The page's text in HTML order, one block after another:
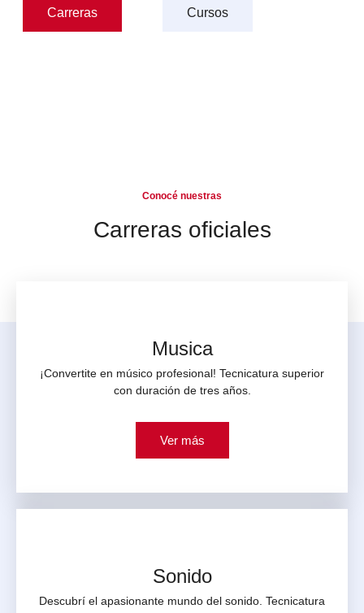
Carreras Cursos
Conocé nuestras
Carreras oficiales
Musica
¡Convertite en músico profesional! Tecnicatura superior
con duración de tres años.
Ver más
Sonido
Descubrí el apasionante mundo del sonido. Tecnicatura